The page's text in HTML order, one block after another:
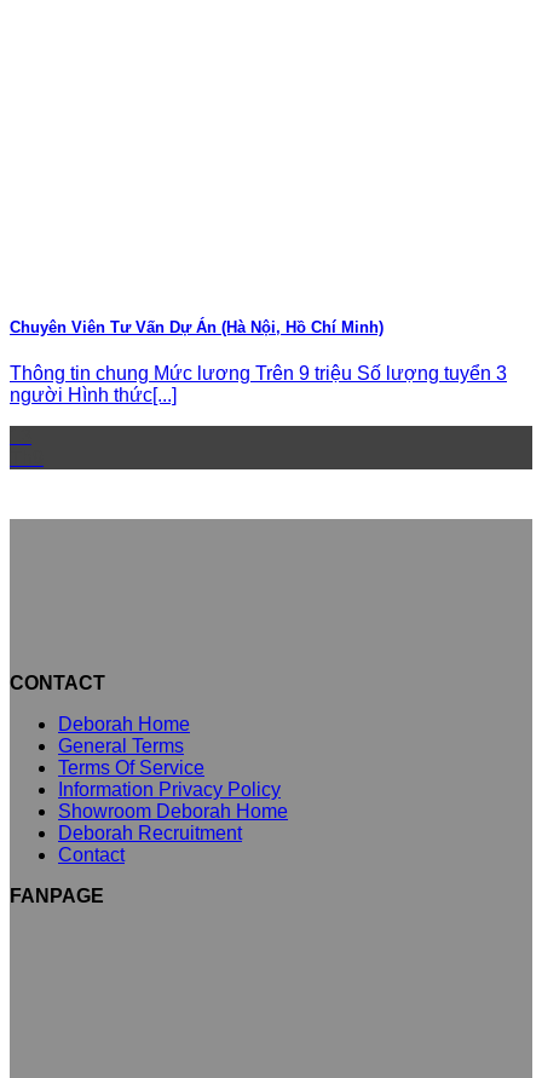
Chuyên Viên Tư Vấn Dự Án (Hà Nội, Hồ Chí Minh)
Thông tin chung Mức lương Trên 9 triệu Số lượng tuyển 3
người Hình thức[...]
CONTACT
Deborah Home
General Terms
Terms Of Service
Information Privacy Policy
Showroom Deborah Home
Deborah Recruitment
Contact
FANPAGE